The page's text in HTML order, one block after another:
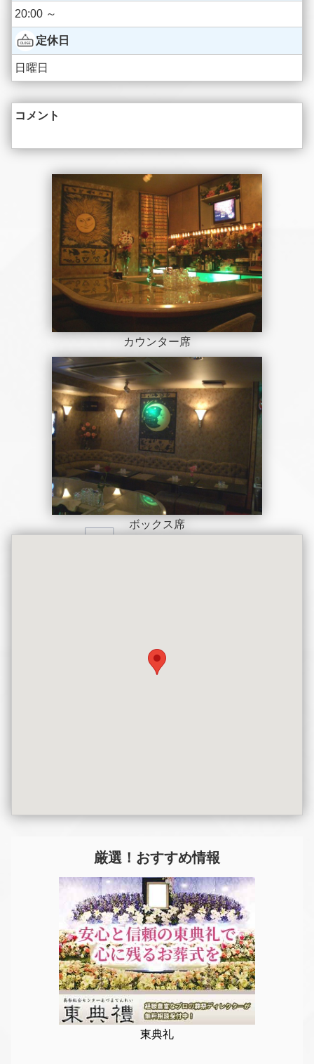
20:00 ～
定休日
日曜日
コメント
カウンター席
ボックス席
厳選！おすすめ情報
東典礼